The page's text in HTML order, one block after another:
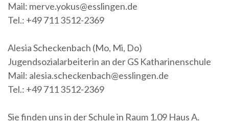
Mail: merve.yokus@esslingen.de
Tel.: +49 711 3512-2369
Alesia Scheckenbach (Mo, Mi, Do)
Jugendsozialarbeiterin an der GS Katharinenschule
Mail: alesia.scheckenbach@esslingen.de
Tel.: +49 711 3512-2369
Sie finden uns in der Schule in Raum 1.09 Haus A.